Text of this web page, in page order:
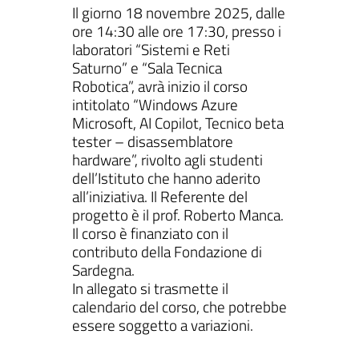
Il giorno 18 novembre 2025, dalle
ore 14:30 alle ore 17:30, presso i
laboratori “Sistemi e Reti
Saturno” e “Sala Tecnica
Robotica”, avrà inizio il corso
intitolato “Windows Azure
Microsoft, AI Copilot, Tecnico beta
tester – disassemblatore
hardware”, rivolto agli studenti
dell’Istituto che hanno aderito
all’iniziativa. Il Referente del
progetto è il prof. Roberto Manca.
Il corso è finanziato con il
contributo della Fondazione di
Sardegna.
In allegato si trasmette il
calendario del corso, che potrebbe
essere soggetto a variazioni.